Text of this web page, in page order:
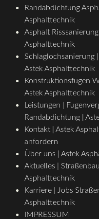
Randabdichtung
Asphalttechnik
Asphalt
Asphalttechnik
Schlaglochsanierung
Astek Asphalttechnik
Konstruktionsfugen
Astek Asphalttechnik
Leistungen |
Randabdichtung |
Kontakt | Astek
anfordern
Über uns | Astek
Aktuelles |
Asphalttechnik
Karriere | Jobs
Asphalttechnik
IMPRESSUM